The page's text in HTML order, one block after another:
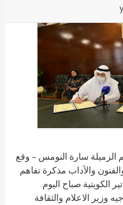
الزميلة سارة النومس – وقع
والآداب مذكرة تفاهم
الكويتية صباح اليوم
وزير الاعلام والثقافة